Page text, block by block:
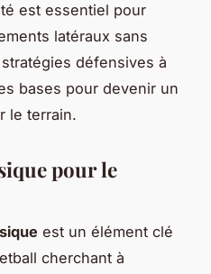
est essentiel pour
latéraux sans
défensives à
bases pour devenir un
le terrain.
pour le
est un élément clé
cherchant à